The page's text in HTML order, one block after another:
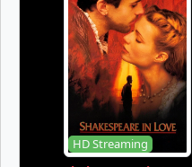
HD Streaming